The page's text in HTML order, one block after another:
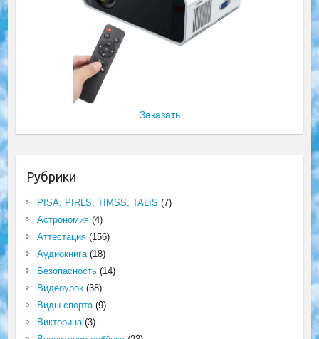
Заказать
Рубрики
PISA, PIRLS, TIMSS, TALIS (7)
Астрономия(4)
Аттестация(156)
Аудиокнига(18)
Безопасность(14)
Видеоурок(38)
Виды спорта(9)
Викторина(3)